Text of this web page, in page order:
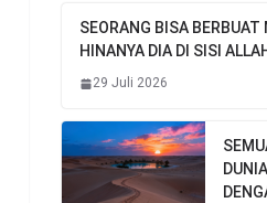
SEORANG BISA
HINANYA DIA DI SISI
29 Juli 2026